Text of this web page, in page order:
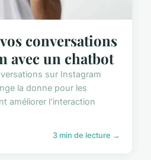
conversations
avec un chatbot
sur Instagram
la donne pour les
améliorer l'interaction
3 min de lecture →